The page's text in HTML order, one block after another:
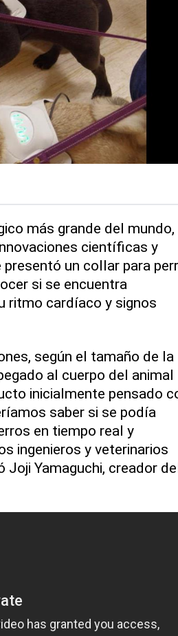
más grande del mundo,
científicas y
un collar para
si se encuentra
ritmo cardíaco y signos
según el tamaño de la
al cuerpo del animal
inicialmente pensado
saber si se podía
en tiempo real y
ingenieros y veterinarios
Joji Yamaguchi, creador